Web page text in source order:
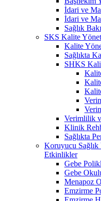
İdari ve
İdari ve
Sağlık
SKS Kalite
Kalite
Sağlıkta
SHKS
Verimlilik
Klinik
Sağlıkta
Koruyucu Sağlık
Etkinlikler
Gebe
Gebe
Menapoz
Emzirme